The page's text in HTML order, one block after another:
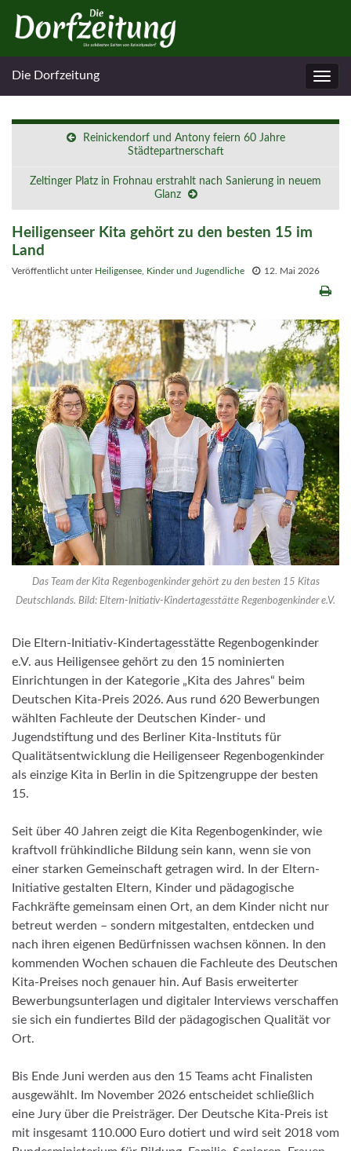
Die Dorfzeitung
Reinickendorf und Antony feiern 60 Jahre
Städtepartnerschaft
Zeltinger Platz in Frohnau erstrahlt nach Sanierung in neuem
Glanz
Heiligenseer Kita gehört zu den besten 15 im
Land
Veröffentlicht unter Heiligensee Kinder und Jugendliche 12. Mai 2026
Das Team der Kita Regenbogenkinder gehört zu den besten 15 Kitas
Deutschlands. Bild: Eltern-Initiativ-Kindertagesstätte Regenbogenkinder e.V.
Die Eltern-Initiativ-Kindertagesstätte Regenbogenkinder
e.V. aus Heiligensee gehört zu den 15 nominierten
Einrichtungen in der Kategorie „Kita des Jahres“ beim
Deutschen Kita-Preis 2026. Aus rund 620 Bewerbungen
wählten Fachleute der Deutschen Kinder- und
Jugendstiftung und des Berliner Kita-Instituts für
Qualitätsentwicklung die Heiligenseer Regenbogenkinder
als einzige Kita in Berlin in die Spitzengruppe der besten
15.
Seit über 40 Jahren zeigt die Kita Regenbogenkinder, wie
kraftvoll frühkindliche Bildung sein kann, wenn sie von
einer starken Gemeinschaft getragen wird. In der Eltern-
Initiative gestalten Eltern, Kinder und pädagogische
Fachkräfte gemeinsam einen Ort, an dem Kinder nicht nur
betreut werden – sondern mitgestalten, entdecken und
nach ihren eigenen Bedürfnissen wachsen können. In den
kommenden Wochen schauen die Fachleute des Deutschen
Kita-Preises noch genauer hin. Auf Basis erweiterter
Bewerbungsunterlagen und digitaler Interviews verschaffen
sie sich ein fundiertes Bild der pädagogischen Qualität vor
Ort.
Bis Ende Juni werden aus den 15 Teams acht Finalisten
ausgewählt. Im November 2026 entscheidet schließlich
eine Jury über die Preisträger. Der Deutsche Kita-Preis ist
mit insgesamt 110.000 Euro dotiert und wird seit 2018 vom